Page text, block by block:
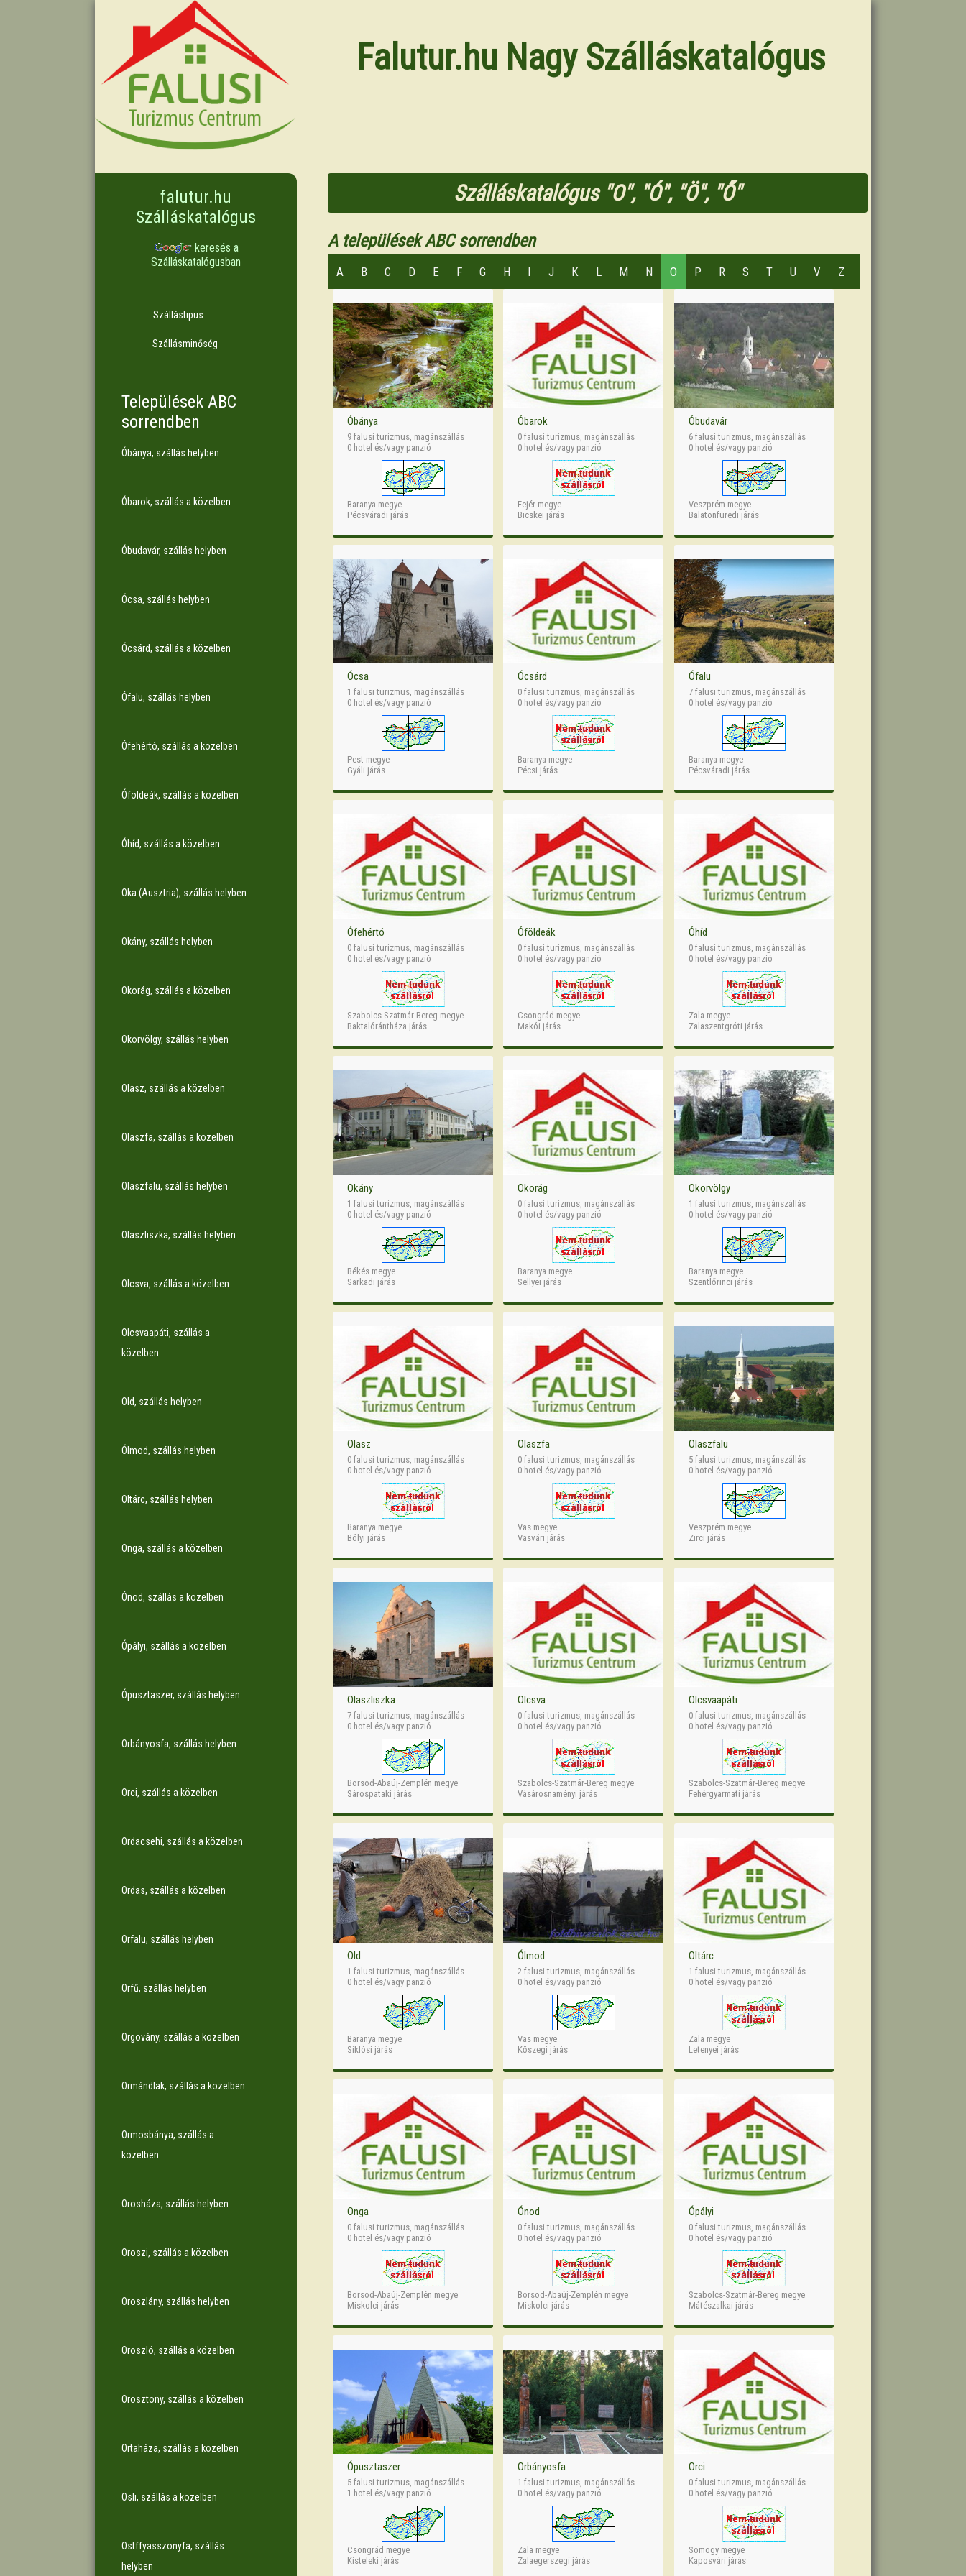
Falutur.hu Nagy Szálláskatalógus
falutur.hu
Szálláskatalógus
keresés a
Szálláskatalógusban
Szállástipus
Szállásminőség
Települések ABC
sorrendben
Óbánya, szállás helyben
Óbarok, szállás a közelben
Óbudavár, szállás helyben
Ócsa, szállás helyben
Ócsárd, szállás a közelben
Ófalu, szállás helyben
Ófehértó, szállás a közelben
Óföldeák, szállás a közelben
Óhíd, szállás a közelben
Oka (Ausztria), szállás helyben
Okány, szállás helyben
Okorág, szállás a közelben
Okorvölgy, szállás helyben
Olasz, szállás a közelben
Olaszfa, szállás a közelben
Olaszfalu, szállás helyben
Olaszliszka, szállás helyben
Olcsva, szállás a közelben
Olcsvaapáti, szállás a
közelben
Old, szállás helyben
Ólmod, szállás helyben
Oltárc, szállás helyben
Onga, szállás a közelben
Ónod, szállás a közelben
Ópályi, szállás a közelben
Ópusztaszer, szállás helyben
Orbányosfa, szállás helyben
Orci, szállás a közelben
Ordacsehi, szállás a közelben
Ordas, szállás a közelben
Orfalu, szállás helyben
Orfű, szállás helyben
Orgovány, szállás a közelben
Ormándlak, szállás a közelben
Ormosbánya, szállás a
közelben
Orosháza, szállás helyben
Oroszi, szállás a közelben
Oroszlány, szállás helyben
Oroszló, szállás a közelben
Orosztony, szállás a közelben
Ortaháza, szállás a közelben
Osli, szállás a közelben
Ostffyasszonyfa, szállás
helyben
Szálláskatalógus "O", "Ó", "Ö", "Ő"
A települések ABC sorrendben
A B C D E F G H I J K L M N O P R S T U V Z
Óbánya
9 falusi turizmus, magánszállás
0 hotel és/vagy panzió
Baranya megye
Pécsváradi járás
Óbarok
0 falusi turizmus, magánszállás
0 hotel és/vagy panzió
Fejér megye
Bicskei járás
Óbudavár
6 falusi turizmus, magánszállás
0 hotel és/vagy panzió
Veszprém megye
Balatonfüredi járás
Ócsa
1 falusi turizmus, magánszállás
0 hotel és/vagy panzió
Pest megye
Gyáli járás
Ócsárd
0 falusi turizmus, magánszállás
0 hotel és/vagy panzió
Baranya megye
Pécsi járás
Ófalu
7 falusi turizmus, magánszállás
0 hotel és/vagy panzió
Baranya megye
Pécsváradi járás
Ófehértó
0 falusi turizmus, magánszállás
0 hotel és/vagy panzió
Szabolcs-Szatmár-Bereg megye
Baktalórántháza járás
Óföldeák
0 falusi turizmus, magánszállás
0 hotel és/vagy panzió
Csongrád megye
Makói járás
Óhíd
0 falusi turizmus, magánszállás
0 hotel és/vagy panzió
Zala megye
Zalaszentgróti járás
Okány
1 falusi turizmus, magánszállás
0 hotel és/vagy panzió
Békés megye
Sarkadi járás
Okorág
0 falusi turizmus, magánszállás
0 hotel és/vagy panzió
Baranya megye
Sellyei járás
Okorvölgy
1 falusi turizmus, magánszállás
0 hotel és/vagy panzió
Baranya megye
Szentlőrinci járás
Olasz
0 falusi turizmus, magánszállás
0 hotel és/vagy panzió
Baranya megye
Bólyi járás
Olaszfa
0 falusi turizmus, magánszállás
0 hotel és/vagy panzió
Vas megye
Vasvári járás
Olaszfalu
5 falusi turizmus, magánszállás
0 hotel és/vagy panzió
Veszprém megye
Zirci járás
Olaszliszka
7 falusi turizmus, magánszállás
0 hotel és/vagy panzió
Borsod-Abaúj-Zemplén megye
Sárospataki járás
Olcsva
0 falusi turizmus, magánszállás
0 hotel és/vagy panzió
Szabolcs-Szatmár-Bereg megye
Vásárosnaményi járás
Olcsvaapáti
0 falusi turizmus, magánszállás
0 hotel és/vagy panzió
Szabolcs-Szatmár-Bereg megye
Fehérgyarmati járás
Old
1 falusi turizmus, magánszállás
0 hotel és/vagy panzió
Baranya megye
Siklósi járás
Ólmod
2 falusi turizmus, magánszállás
0 hotel és/vagy panzió
Vas megye
Kőszegi járás
Oltárc
1 falusi turizmus, magánszállás
0 hotel és/vagy panzió
Zala megye
Letenyei járás
Onga
0 falusi turizmus, magánszállás
0 hotel és/vagy panzió
Borsod-Abaúj-Zemplén megye
Miskolci járás
Ónod
0 falusi turizmus, magánszállás
0 hotel és/vagy panzió
Borsod-Abaúj-Zemplén megye
Miskolci járás
Ópályi
0 falusi turizmus, magánszállás
0 hotel és/vagy panzió
Szabolcs-Szatmár-Bereg megye
Mátészalkai járás
Ópusztaszer
5 falusi turizmus, magánszállás
1 hotel és/vagy panzió
Csongrád megye
Kisteleki járás
Orbányosfa
1 falusi turizmus, magánszállás
0 hotel és/vagy panzió
Zala megye
Zalaegerszegi járás
Orci
0 falusi turizmus, magánszállás
0 hotel és/vagy panzió
Somogy megye
Kaposvári járás